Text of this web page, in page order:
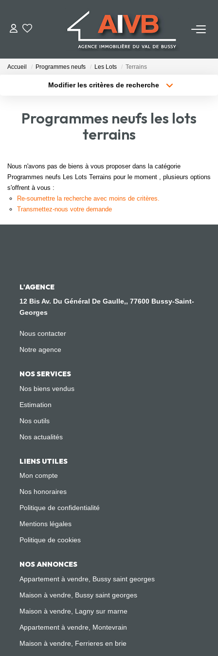
ACHETER
BIENS VENDUS
NOTRE AGENCE
Notre Équipe
Accueil Programmes neufs Les Lots Terrains
Modifier les critères de recherche
Surface min Budget max
Programmes neufs les lots
terrains
Nous n'avons pas de biens à vous proposer dans la catégorie
Programmes neufs Les Lots Terrains pour le moment , plusieurs options
s'offrent à vous :
Re-soumettre la recherche avec moins de critères.
Transmettez-nous votre demande
L'AGENCE
12 Bis Av. Du Général De Gaulle,, 77600 Bussy-Saint-
Georges
Nous contacter
Notre agence
NOS SERVICES
Nos biens vendus
Estimation
Nos outils
Nos actualités
LIENS UTILES
Mon compte
Nos honoraires
Politique de confidentialité
Mentions légales
Politique de cookies
NOS ANNONCES
Appartement à vendre, Bussy saint georges
Maison à vendre, Bussy saint georges
Maison à vendre, Lagny sur marne
Appartement à vendre, Montevrain
Maison à vendre, Ferrieres en brie